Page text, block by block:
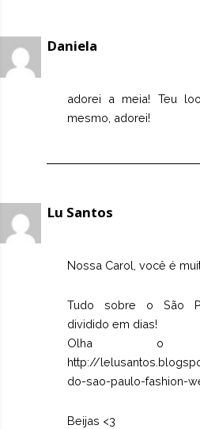
Daniela
adorei a meia! Teu
mesmo, adorei!
Lu Santos
Nossa Carol, você é
Tudo sobre o São
dividido em dias!
Olha
http://
do-sao-paulo-fashion-
Beijas <3